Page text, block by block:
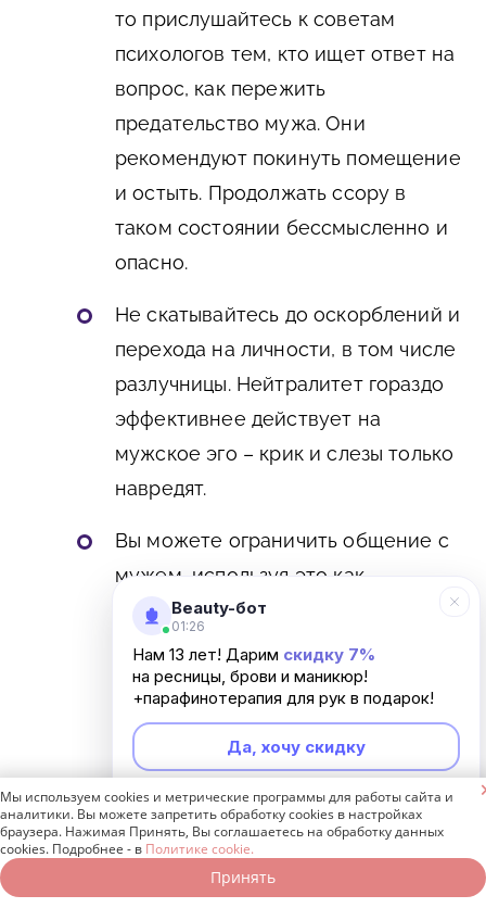
то прислушайтесь к советам
психологов тем, кто ищет ответ на
вопрос, как пережить
предательство мужа. Они
рекомендуют покинуть помещение
и остыть. Продолжать ссору в
таком состоянии бессмысленно и
опасно.
Не скатывайтесь до оскорблений и
перехода на личности, в том числе
разлучницы. Нейтралитет гораздо
эффективнее действует на
мужское эго – крик и слезы только
навредят.
Вы можете ограничить общение с
мужем, используя это как
воспитательный момент, но не
переусердствуйте. Не упустите
момент, когда мужчина все поймет
и будет готов продолжить диалог в
продуктивном русле.
Вспомнить о лучших сторонах супруга.
Любовь дарит женщине подлинное
счастье. Хотите быть счастливой? Не
Beauty-бот
01:26
Нам 13 лет! Дарим скидку 7%
на ресницы, брови и маникюр!
+парафинотерапия для рук в подарок!
Да, хочу скидку
Неинтересно
Мы используем cookies и метрические программы для работы сайта и
аналитики. Вы можете запретить обработку cookies в настройках
браузера. Нажимая Принять, Вы соглашаетесь на обработку данных
cookies. Подробнее - в Политике cookie.
Принять